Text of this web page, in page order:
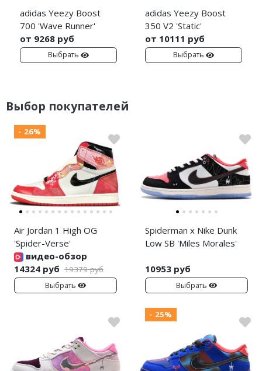
adidas Yeezy Boost
700 'Wave Runner'
от 9268 руб
Выбрать
adidas Yeezy Boost
350 V2 'Static'
от 10111 руб
Выбрать
Выбор покупателей
- 26%
Air Jordan 1 High OG
'Spider-Verse'
видео-обзор
14324 руб 19379 руб
Выбрать
Spiderman x Nike Dunk
Low SB 'Miles Morales'
10953 руб
Выбрать
- 25%